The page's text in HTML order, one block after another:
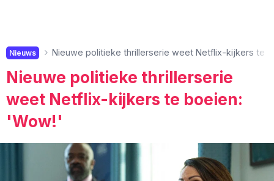
Nieuws Nieuwe politieke thrillerserie weet Netflix-kijkers te
Nieuwe politieke thrillerserie
weet Netflix-kijkers te boeien:
'Wow!'